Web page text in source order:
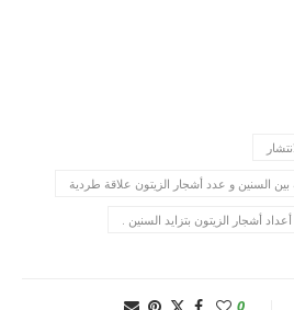
بين السنين و عدد أشجار الزيتون علاقة طردية
أعداد أشجار الزيتون بتزايد السنين .
0